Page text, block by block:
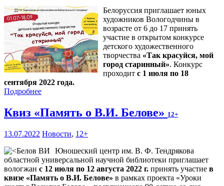
Белоруссия приглашает юных
художников Вологодчины в
возрасте от 6 до 17 принять
участие в открытом конкурсе
детского художественного
творчества «Так красуйся, мой
город старинный». Конкурс
проходит с 1 июля по 18
сентября 2022 года.
Подробнее
Квиз «Память о В.И. Белове» 12+
13.07.2022 Новости, 12+
Юношеский центр им. В. Ф. Тендрякова
областной универсальной научной библиотеки приглашает
вологжан с 12 июля по 12 августа 2022 г. принять участие в
квизе «Память о В.И. Белове» в рамках проекта «Уроки